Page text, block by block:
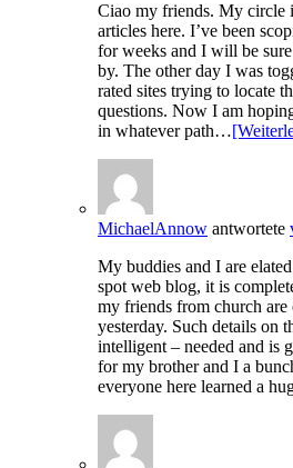
Ciao my friends. My circle
articles here. I’ve been
for weeks and I will be
by. The other day I was
rated sites trying to locate
questions. Now I am
in whatever path…
MichaelAnnow antwortete
My buddies and I are
spot web blog, it is
my friends from church
yesterday. Such details on
intelligent – needed and is
for my brother and I a
everyone here learned a